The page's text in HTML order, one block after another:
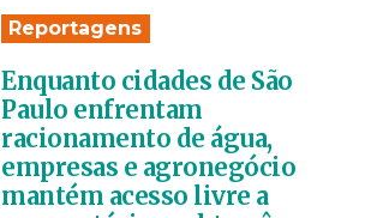
Reportagens
Enquanto cidades de São
Paulo enfrentam
racionamento de água,
empresas e agronegócio
mantém acesso livre a